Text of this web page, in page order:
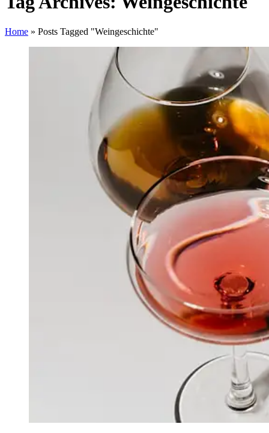
Home » Posts Tagged "Weingeschichte"